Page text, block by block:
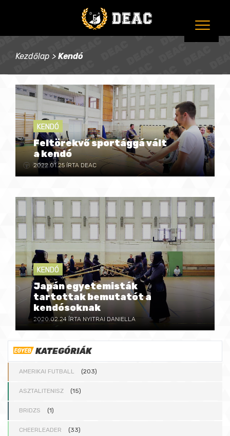
Kezdőlap > Kendó
KENDÓ
Feltörekvő sportággá vált
a kendó
2022.01.25 ÍRTA DEAC
KENDÓ
Japán egyetemisták
tartottak bemutatót a
kendósoknak
2020.02.24ÍRTA NYITRAI DANIELLA
KATEGÓRIÁK
AMERIKAI FUTBALL (203)
ASZTALITENISZ (15)
BRIDZS (1)
CHEERLEADER (33)